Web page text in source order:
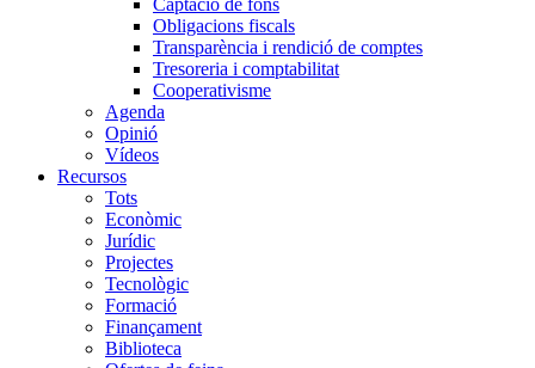
Captació de fons
Obligacions fiscals
Transparència i rendició de comptes
Tresoreria i comptabilitat
Cooperativisme
Agenda
Opinió
Vídeos
Recursos
Tots
Econòmic
Jurídic
Projectes
Tecnològic
Formació
Finançament
Biblioteca